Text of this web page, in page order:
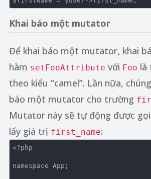
Khai báo một mutator
Để khai báo một mutator, khai
hàm setFooAttribute với Foo là
theo kiểu “camel”. Lần nữa,
báo một mutator cho trường
Mutator này sẽ tự động được
lấy giá trị first_name:
<?php
namespace App ;